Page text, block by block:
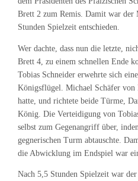
Brett 2 zum Remis. Damit war der
Stunden Spielzeit entschieden.
Wer dachte, dass nun die letzte,
Brett 4, zu einem schnellen Ende
Tobias Schneider erwehrte sich
Königsflügel. Michael Schäfer von
hatte, und richtete beide Türme,
König. Die Verteidigung von
selbst zum Gegenangriff über,
gegnerischen Turm abtauschte.
die Abwicklung im Endspiel war
Nach 5,5 Stunden Spielzeit war